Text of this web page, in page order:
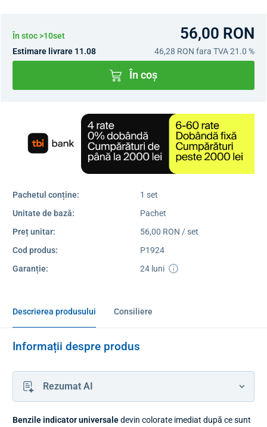
În stoc >10set 56,00 RON
Estimare livrare 11.08 46,28 RON fara TVA 21.0 %
În coș
Pachetul conține:
1 set
Unitate de bază:
Pachet
Preț unitar:
56,00 RON / set
Cod produs:
P1924
Garanție:
24 luni
Descrierea produsului Consiliere
Informații despre produs
Rezumat AI
Benzile indicator universaledevin colorate imediat după ce sunt